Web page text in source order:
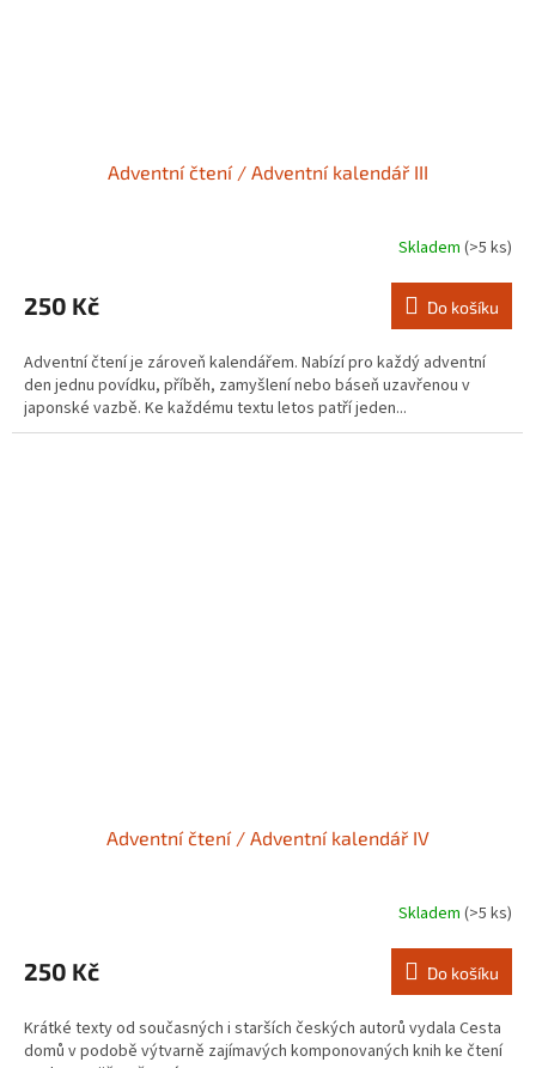
Adventní čtení / Adventní kalendář III
Skladem (>5 ks)
250 Kč Do košíku
Adventní čtení je zároveň kalendářem. Nabízí pro každý adventní
den jednu povídku, příběh, zamyšlení nebo báseň uzavřenou v
japonské vazbě. Ke každému textu letos patří jeden...
Adventní čtení / Adventní kalendář IV
Skladem (>5 ks)
250 Kč Do košíku
Krátké texty od současných i starších českých autorů vydala Cesta
domů v podobě výtvarně zajímavých komponovaných knih ke čtení